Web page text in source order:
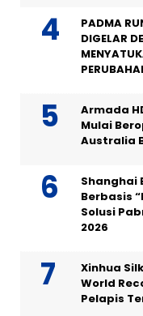
PADMA
DIGELAR
Armada
Mulai
Australia
Shanghai
Berbasis
Solusi
2026
Xinhua
World
Pelapis